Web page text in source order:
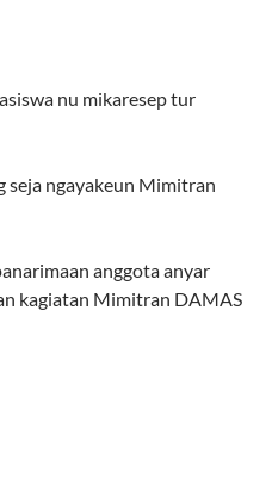
nu mikaresep tur
seja ngayakeun Mimitran
anggota anyar
kagiatan Mimitran DAMAS